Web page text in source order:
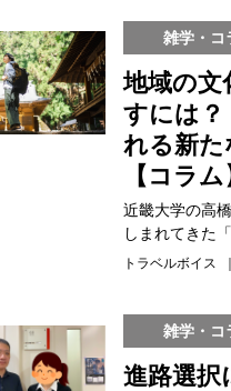
雑学・コ
地域の文
すには
れる新た
【コラム
近畿大学の高
しまれてきた
トラベルボイス
雑学・コ
進路選択